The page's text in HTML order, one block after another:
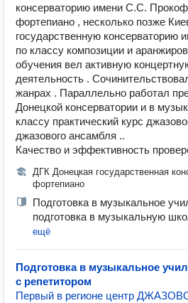
консерваторию имени С.С.
фортепиано , несколько позже
государственную консерваторию
по классу композиции и
обучения вел активную
деятельность .
жанрах . Параллельно работал
Донецкой консерватории и в
классу практический курс
джазового ансамбля ..
Качество и эффективность
ДГК Донецкая государственная
фортепиано
Подготовка в музыкальное
подготовка в музыкальную
ещё
Подготовка в музыкальное
с репетитором
Первый в регионе центр